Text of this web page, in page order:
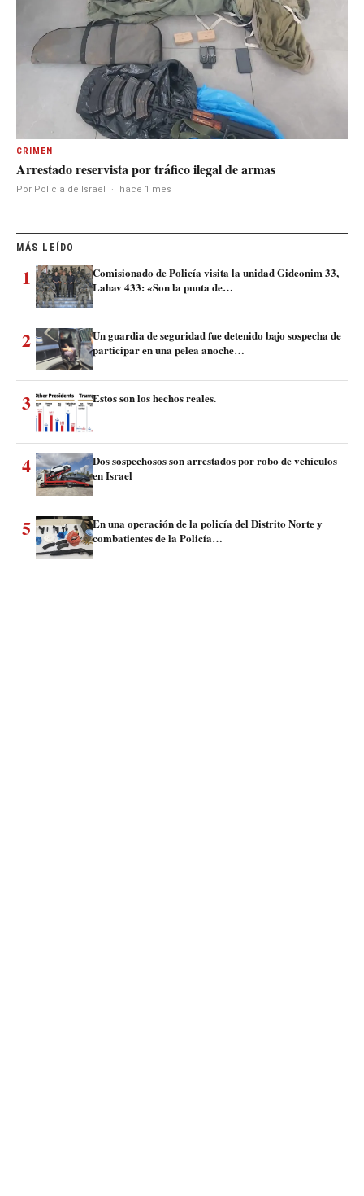
CRIMEN
Arrestado reservista por tráfico ilegal de armas
Por Policía de Israel · hace 1 mes
MÁS LEÍDO
1
Comisionado de Policía visita la unidad Gideonim 33,
Lahav 433: «Son la punta de…
2
Un guardia de seguridad fue detenido bajo sospecha de
participar en una pelea anoche…
3 Estos son los hechos reales.
4
Dos sospechosos son arrestados por robo de vehículos
en Israel
5
En una operación de la policía del Distrito Norte y
combatientes de la Policía…